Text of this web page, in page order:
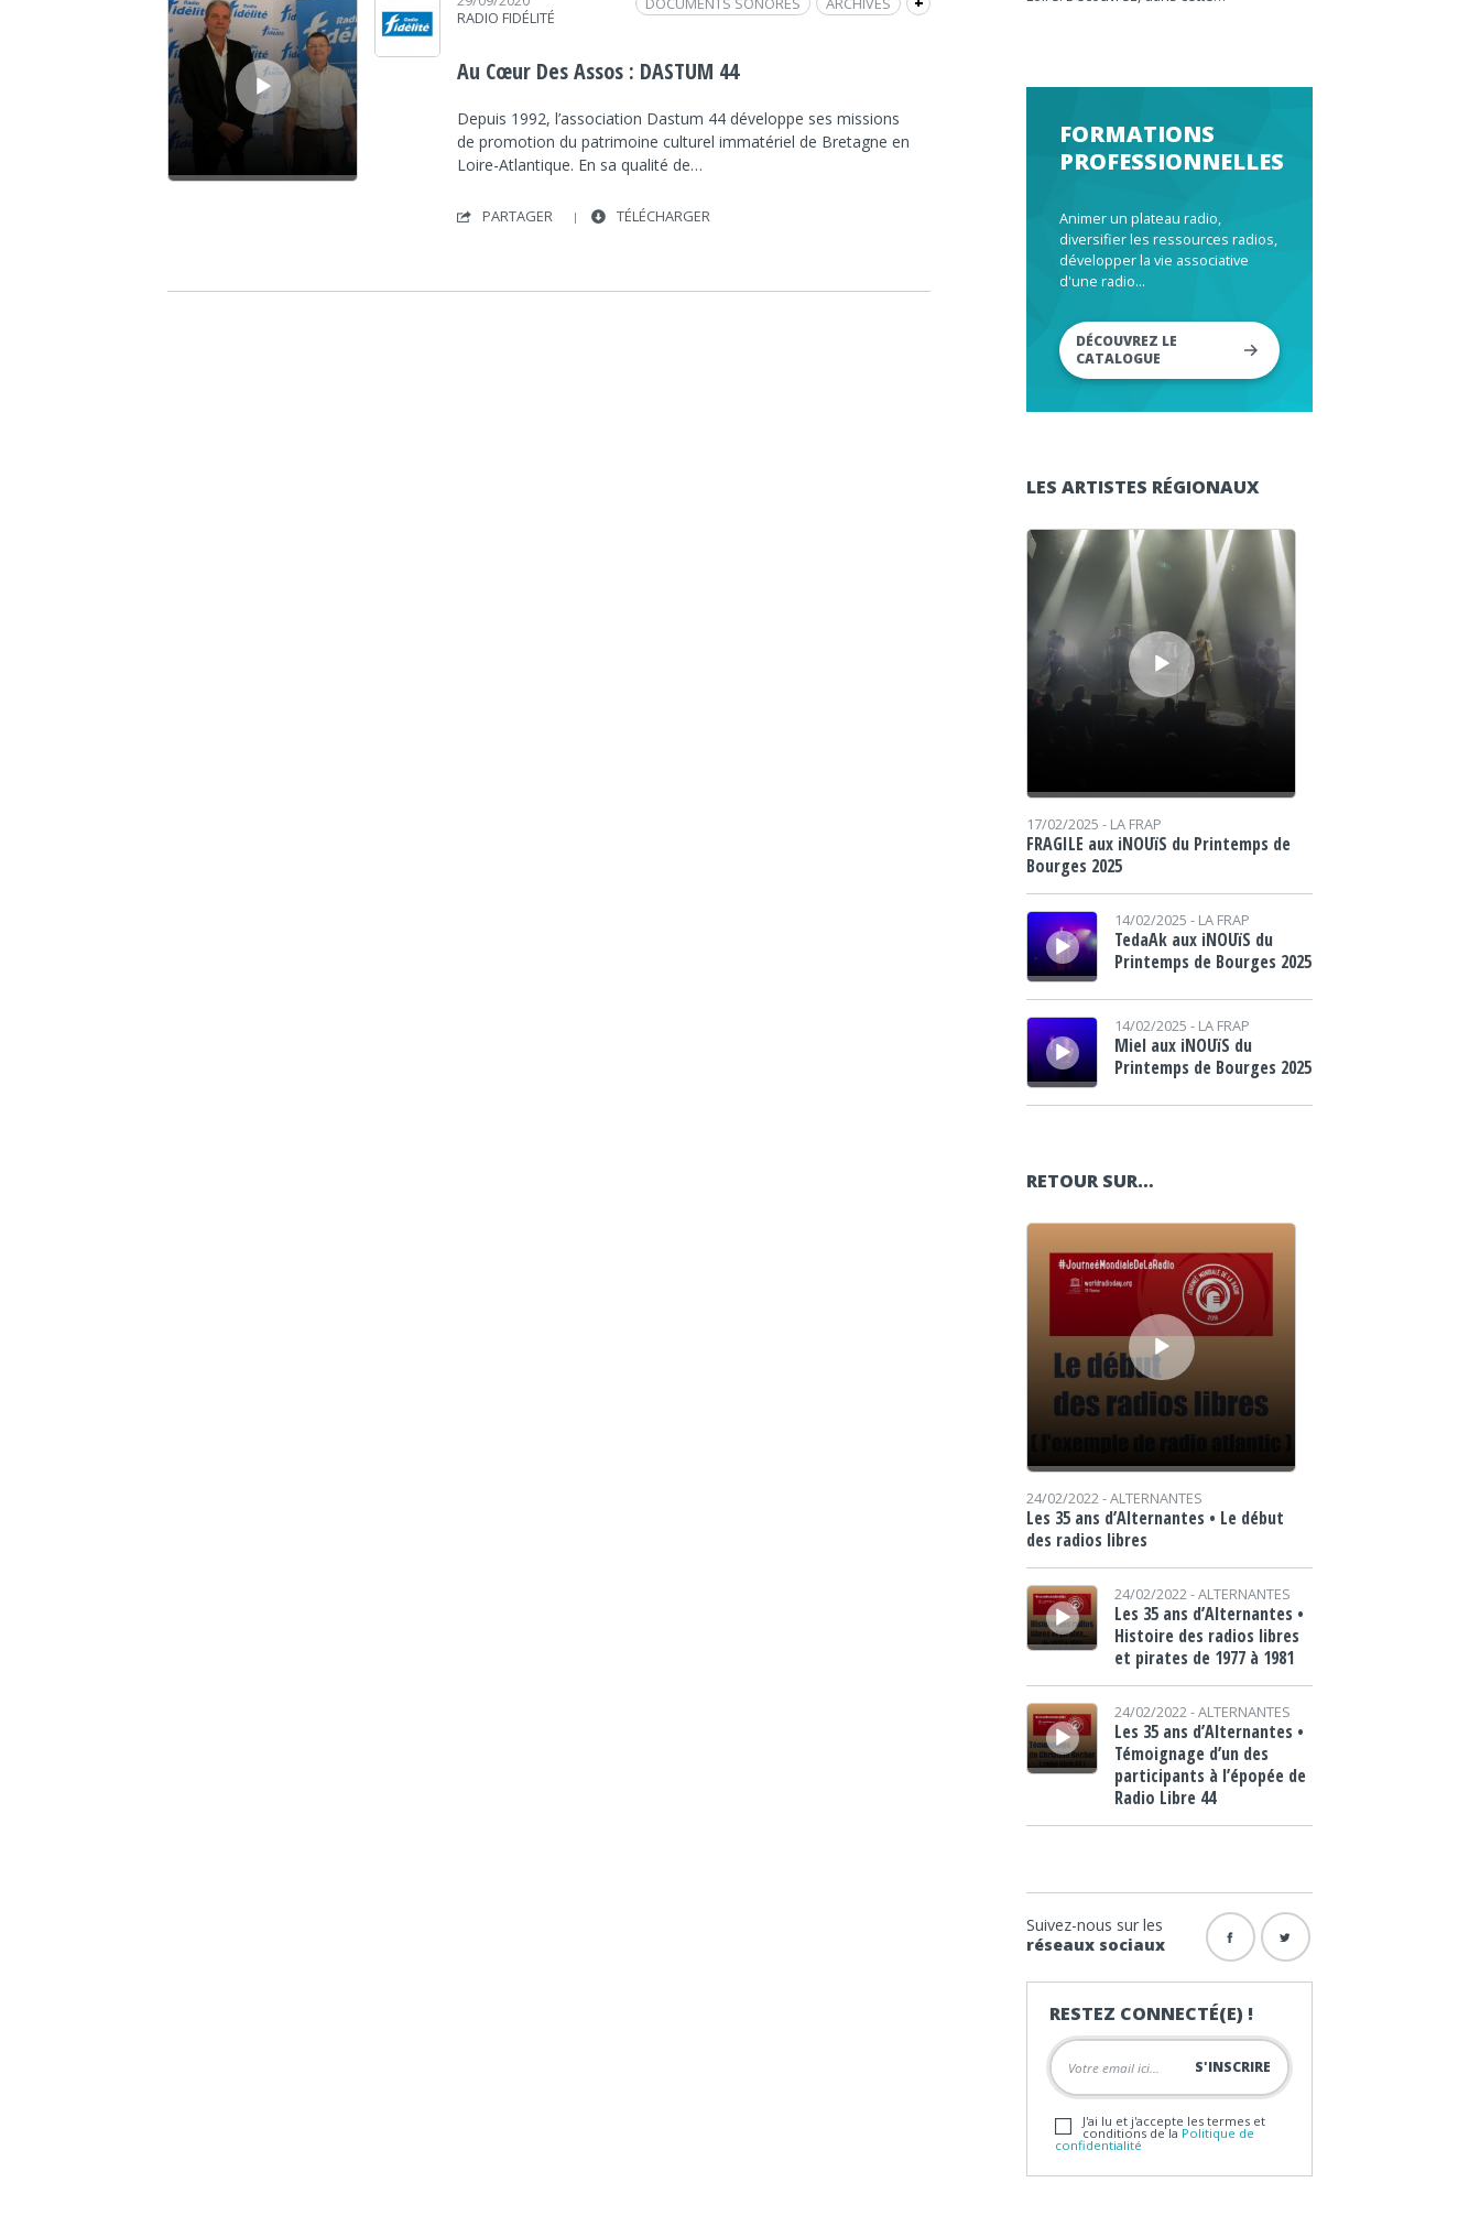
RADIO FIDÉLITÉ
PATRIMOINE CULTUREL IMMATÉRIEL
Au Cœur Des Assos : DASTUM 44
Depuis 1992, l’association Dastum 44 développe ses missions
de promotion du patrimoine culturel immatériel de Bretagne en
Loire-Atlantique. En sa qualité de…
PARTAGER TÉLÉCHARGER
FORMATIONS
PROFESSIONNELLES
Animer un plateau radio,
diversifier les ressources radios,
développer la vie associative
d'une radio...
DÉCOUVREZ LE
CATALOGUE
LES ARTISTES RÉGIONAUX
Lecteur audio
17/02/2025 - LA FRAP
FRAGILE aux iNOUïS du Printemps de
Bourges 2025
Lecteur audio
14/02/2025 - LA FRAP
TedaAk aux iNOUïS du
Printemps de Bourges 2025
Lecteur audio 14/02/2025 - LA FRAP
Miel aux iNOUïS du
Printemps de Bourges 2025
RETOUR SUR…
Lecteur audio
24/02/2022 -ALTERNANTES
Les 35 ans d’Alternantes • Le début
des radios libres
Lecteur audio
24/02/2022 -ALTERNANTES
Les 35 ans d’Alternantes •
Histoire des radios libres
et pirates de 1977 à 1981
Lecteur audio
24/02/2022 -ALTERNANTES
Les 35 ans d’Alternantes •
Témoignage d’un des
participants à l’épopée de
Radio Libre 44
Suivez-nous sur les
réseaux sociaux
RESTEZ CONNECTÉ(E) !
J'ai lu et j'accepte les termes et
conditions de la Politique de
confidentialité